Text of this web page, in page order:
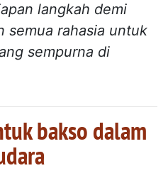
langkah demi
semua rahasia untuk
sempurna di
bakso dalam